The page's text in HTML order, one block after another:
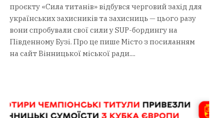
проєкту «Сила титанів» відбувся черговий захід для
українських захисників та захисниць — цього разу
вони спробували свої сили у SUP-бордингу на
Південному Бузі. Про це пише Місто з посиланням
на сайт Вінницької міської ради....